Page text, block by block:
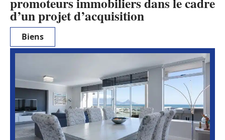
d’un projet d’acquisition
Biens